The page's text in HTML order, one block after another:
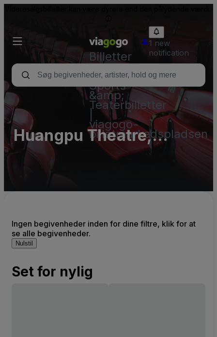
Billetter
-
Koncert-,
Sports-
&amp;
Teaterbilletter
viagogo-
billetmarkedspladsen
1 new
notification
Huangpu Theatre,
Middle Theatre
Ingen begivenheder inden for dine filtre, klik for at
se alle begivenheder.
Nulstil
Set for nylig